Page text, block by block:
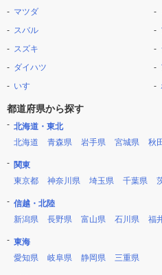
マツダ
スバル
スズキ
ダイハツ
いすゞ
都道府県から探す
北海道・東北
北海道
青森県 岩手県 宮城県 秋
関東
東京都
神奈川県 埼玉県 千葉県
信越・北陸
新潟県
長野県 富山県 石川県 福
東海
愛知県
岐阜県 静岡県 三重県